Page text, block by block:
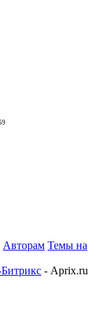
Авторам Темы на
- Aprix.ru